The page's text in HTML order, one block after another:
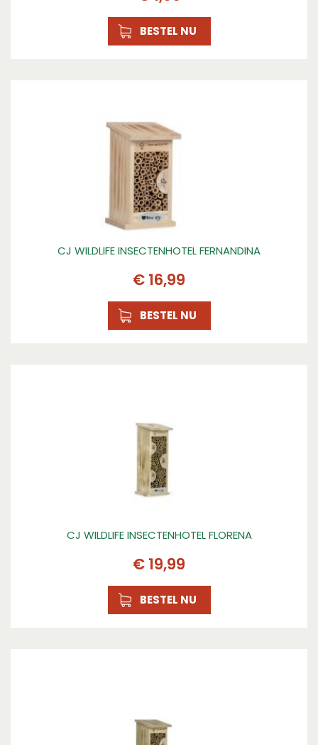
BESTEL NU
CJ WILDLIFE INSECTENHOTEL FERNANDINA
€ 16,99
BESTEL NU
CJ WILDLIFE INSECTENHOTEL FLORENA
€ 19,99
BESTEL NU